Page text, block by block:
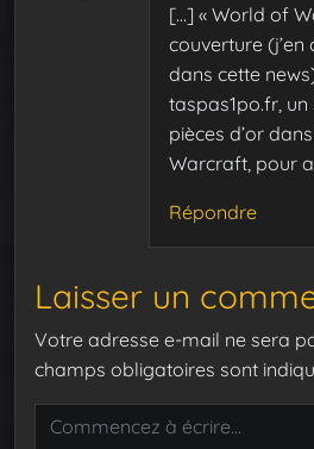
[…] « World of
couverture
dans cette
taspas1po.fr,
pièces d’or
Warcraft, pour
Répondre
Laisser un
Votre adresse e-mail ne sera
champs obligatoires sont